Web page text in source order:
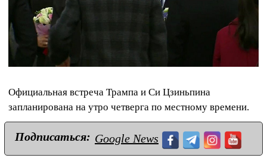
Официальная встреча Трампа и Си Цзиньпина
запланирована на утро четверга по местному времени.
Подписаться: Google News